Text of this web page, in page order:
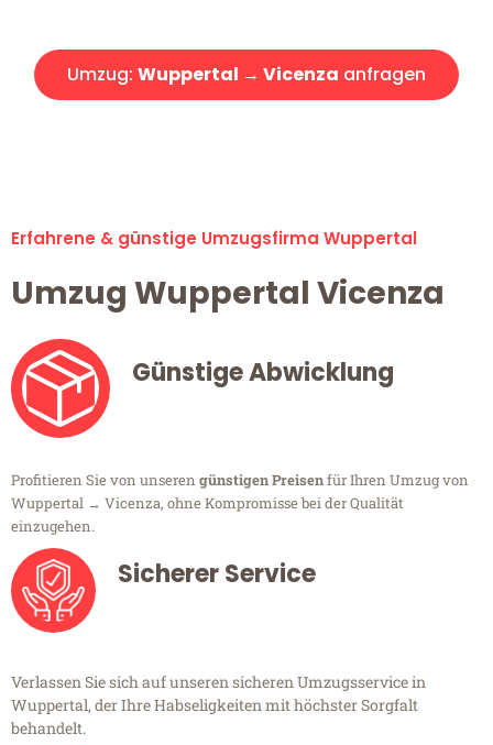
Umzug: Wuppertal → Vicenza anfragen
Erfahrene & günstige Umzugsfirma Wuppertal
Umzug Wuppertal Vicenza
Günstige Abwicklung
Profitieren Sie von unseren günstigen Preisenfür Ihren Umzug von
Wuppertal → Vicenza, ohne Kompromisse bei der Qualität
einzugehen.
Sicherer Service
Verlassen Sie sich auf unseren sicheren Umzugsservice in
Wuppertal, der Ihre Habseligkeiten mit höchster Sorgfalt
behandelt.